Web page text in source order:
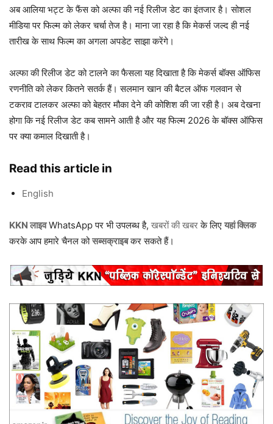
अब आलिया भट्ट के फैंस को अल्फा की नई रिलीज डेट का इंतजार है। सोशल
मीडिया पर फिल्म को लेकर चर्चा तेज है। माना जा रहा है कि मेकर्स जल्द ही नई
तारीख के साथ फिल्म का अगला अपडेट साझा करेंगे।
अल्फा की रिलीज डेट को टालने का फैसला यह दिखाता है कि मेकर्स बॉक्स ऑफिस
रणनीति को लेकर कितने सतर्क हैं। सलमान खान की बैटल ऑफ गलवान से
टकराव टालकर अल्फा को बेहतर मौका देने की कोशिश की जा रही है। अब देखना
होगा कि नई रिलीज डेट कब सामने आती है और यह फिल्म 2026 के बॉक्स ऑफिस
पर क्या कमाल दिखाती है।
Read this article in
English
KKN लाइवWhatsApp पर भी उपलब्ध है, खबरों की खबरके लिए यहां क्लिक
करके आप हमारे चैनल कोसब्सक्राइबकर सकते हैं।